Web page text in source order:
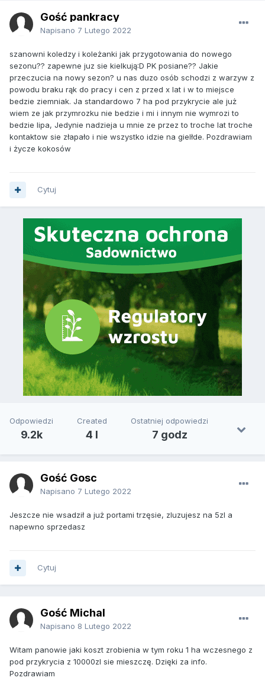
Gość pankracy
Napisano 7 Lutego 2022
szanowni koledzy i koleżanki jak przygotowania do nowego
sezonu?? zapewne juz sie kielkują:D PK posiane?? Jakie
przeczucia na nowy sezon? u nas duzo osób schodzi z warzyw z
powodu braku rąk do pracy i cen z przed x lat i w to miejsce
bedzie ziemniak. Ja standardowo 7 ha pod przykrycie ale już
wiem ze jak przymrozku nie bedzie i mi i innym nie wymrozi to
bedzie lipa, Jedynie nadzieja u mnie ze przez to troche lat troche
kontaktow sie złapało i nie wszystko idzie na gielłde. Pozdrawiam
i życze kokosów
Cytuj
Odpowiedzi
9.2k
Created
4 l
Ostatniej odpowiedzi
7 godz
Gość Gosc
Napisano 7 Lutego 2022
Jeszcze nie wsadził a już portami trzęsie, zluzujesz na 5zl a
napewno sprzedasz
Cytuj
Gość Michal
Napisano 8 Lutego 2022
Witam panowie jaki koszt zrobienia w tym roku 1 ha wczesnego z
pod przykrycia z 10000zl sie mieszczę. Dzięki za info.
Pozdrawiam